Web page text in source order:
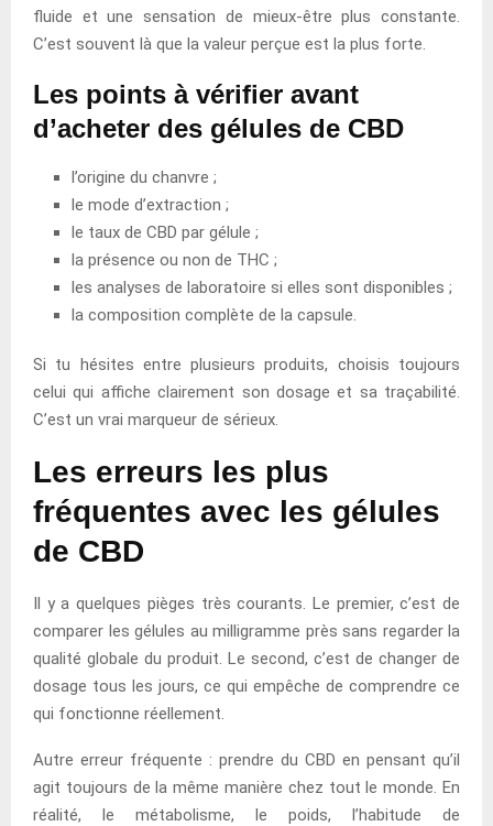
fluide et une sensation de mieux-être plus constante.
C’est souvent là que la valeur perçue est la plus forte.
Les points à vérifier avant
d’acheter des gélules de CBD
l’origine du chanvre ;
le mode d’extraction ;
le taux de CBD par gélule ;
la présence ou non de THC ;
les analyses de laboratoire si elles sont disponibles ;
la composition complète de la capsule.
Si tu hésites entre plusieurs produits, choisis toujours
celui qui affiche clairement son dosage et sa traçabilité.
C’est un vrai marqueur de sérieux.
Les erreurs les plus
fréquentes avec les gélules
de CBD
Il y a quelques pièges très courants. Le premier, c’est de
comparer les gélules au milligramme près sans regarder la
qualité globale du produit. Le second, c’est de changer de
dosage tous les jours, ce qui empêche de comprendre ce
qui fonctionne réellement.
Autre erreur fréquente : prendre du CBD en pensant qu’il
agit toujours de la même manière chez tout le monde. En
réalité, le métabolisme, le poids, l’habitude de